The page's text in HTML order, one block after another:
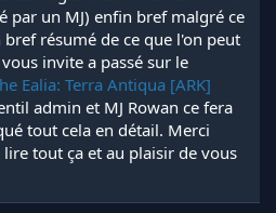
par un MJ) enfin bref malgré ce
résumé de ce que l'on peut
invite a passé sur le
Ealia: Terra Antiqua [ARK]
admin et MJ Rowan ce fera
tout cela en détail. Merci
tout ça et au plaisir de vous